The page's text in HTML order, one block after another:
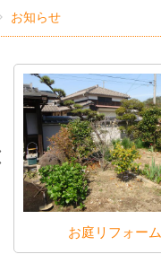
お知らせ
お庭リフォーム